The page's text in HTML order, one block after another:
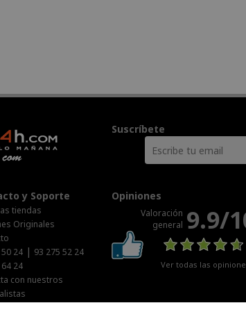
Suscríbete
y Soporte
tiendas
Originales
24 | 93 275 52 24
24
con nuestros
Opiniones
Valoración
general 9.9/
Ver todas las